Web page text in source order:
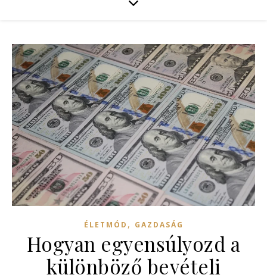
ÉLETMÓD , GAZDASÁG
Hogyan egyensúlyozd a
különböző bevételi